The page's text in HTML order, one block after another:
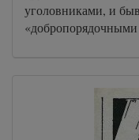
уголовниками, и